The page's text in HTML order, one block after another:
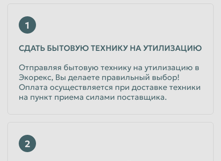
1
СДАТЬ БЫТОВУЮ ТЕХНИКУ НА УТИЛИЗАЦИЮ
Отправляя бытовую технику на утилизацию в
Экорекс, Вы делаете правильный выбор!
Оплата осуществляется при доставке техники
на пункт приема силами поставщика.
2